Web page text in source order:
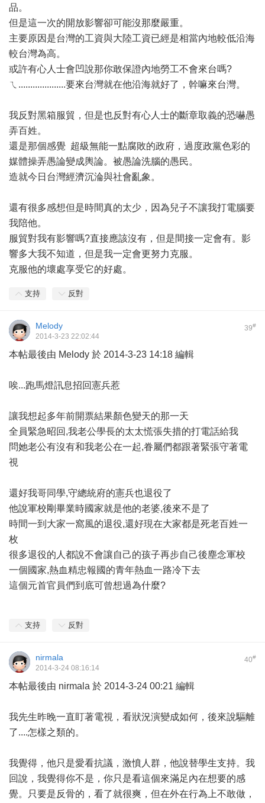
品。
但是這一次的開放影響卻可能沒那麼嚴重。
主要原因是台灣的工資與大陸工資已經是相當內地較低沿海
較台灣為高。
或許有心人士會凹說那你敢保證內地勞工不會來台嗎?
ㄟ....................要來台灣就在他沿海就好了，幹嘛來台灣。
我反對黑箱服貿，但是也反對有心人士的斷章取義的恐嚇愚
弄百姓。
還是那個感覺 超級無能一點腐敗的政府，過度政黨色彩的
媒體操弄愚論變成輿論。被愚論洗腦的愚民。
造就今日台灣經濟沉淪與社會亂象。
還有很多感想但是時間真的太少，因為兒子不讓我打電腦要
我陪他。
服貿對我有影響嗎?直接應該沒有，但是間接一定會有。影
響多大我不知道，但是我一定會更努力克服。
克服他的壞處享受它的好處。
支持 反對
39#
Melody
2014-3-23 22:02:44
本帖最後由 Melody 於 2014-3-23 14:18 編輯
唉...跑馬燈訊息招回憲兵惹
讓我想起多年前開票結果顏色變天的那一天
全員緊急昭回,我老公學長的太太慌張失措的打電話給我
問她老公有沒有和我老公在一起,眷屬們都跟著緊張守著電
視
還好我哥同學,守總統府的憲兵也退役了
他說軍校剛畢業時國家就是他的老婆,後來不是了
時間一到大家一窩風的退役,還好現在大家都是死老百姓一
枚
很多退役的人都說不會讓自己的孩子再步自己後塵念軍校
一個國家,熱血精忠報國的青年熱血一路冷下去
這個元首官員們到底可曾想過為什麼?
支持 反對
40#
nirmala
2014-3-24 08:16:14
本帖最後由 nirmala 於 2014-3-24 00:21 編輯
我先生昨晚一直盯著電視，看狀況演變成如何，後來說驅離
了....怎樣之類的。
我覺得，他只是愛看抗議，激憤人群，他說替學生支持。我
回說，我覺得你不是，你只是看這個來滿足內在想要的感
覺。只要是反骨的，看了就很爽，但在外在行為上不敢做，